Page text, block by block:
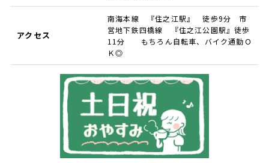
アクセス
南海本線 『住之江駅』 徒歩9分 市
営地下鉄四橋線 『住之江公園駅』徒歩
11分 もちろん自転車、バイク通勤Ｏ
Ｋ◎